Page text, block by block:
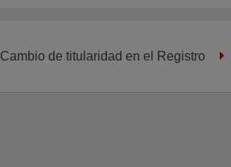
Cambio de titularidad en el Registro